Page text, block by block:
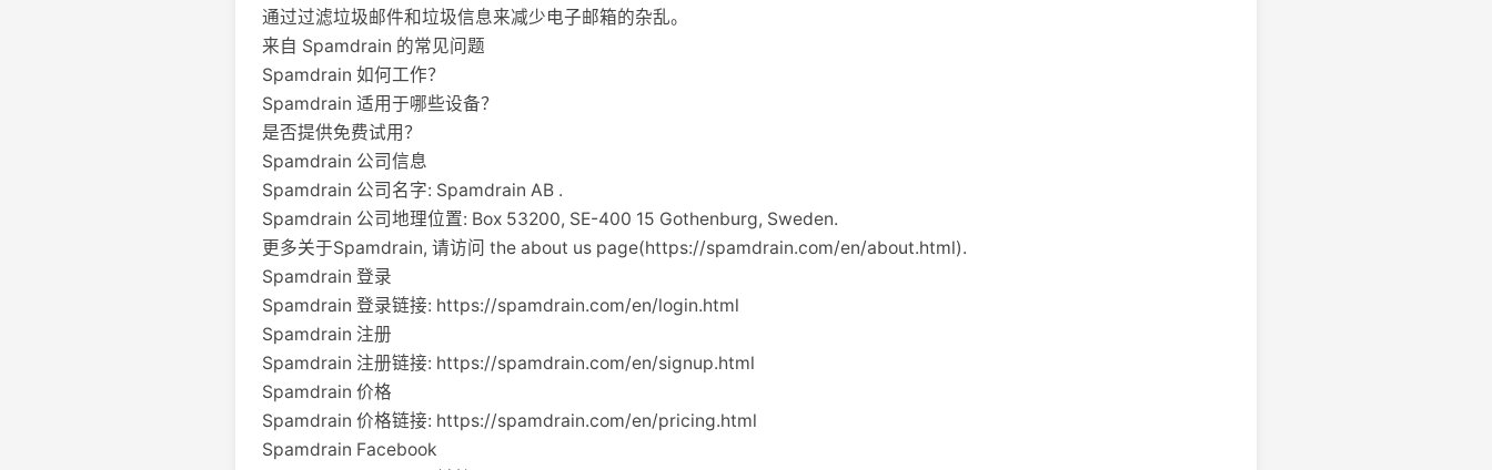
通过过滤垃圾邮件和垃圾信息来减少电子邮箱的杂乱。
来自 Spamdrain 的常见问题
Spamdrain 如何工作？
Spamdrain 适用于哪些设备？
是否提供免费试用？
Spamdrain 公司信息
Spamdrain 公司名字: Spamdrain AB .
Spamdrain 公司地理位置: Box 53200, SE-400 15 Gothenburg, Sweden.
更多关于Spamdrain, 请访问 the about us page(https://spamdrain.com/en/about.html).
Spamdrain 登录
Spamdrain 登录链接: https://spamdrain.com/en/login.html
Spamdrain 注册
Spamdrain 注册链接: https://spamdrain.com/en/signup.html
Spamdrain 价格
Spamdrain 价格链接: https://spamdrain.com/en/pricing.html
Spamdrain Facebook